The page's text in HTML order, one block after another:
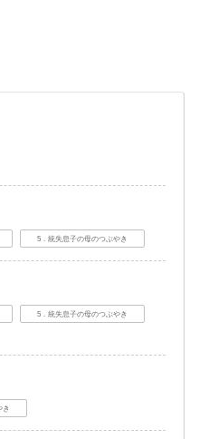
5．統失息子の母のつぶやき
5．統失息子の母のつぶやき